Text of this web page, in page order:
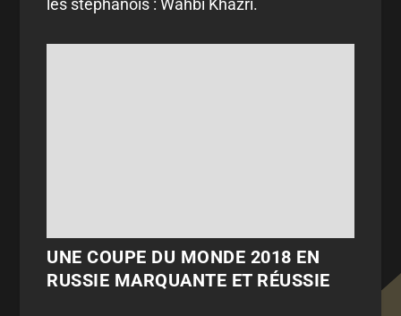
les stéphanois : Wahbi Khazri.
UNE COUPE DU MONDE 2018 EN
RUSSIE MARQUANTE ET RÉUSSIE